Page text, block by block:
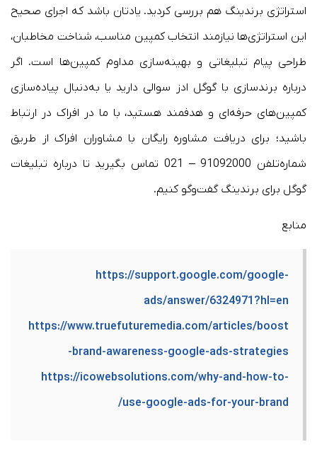
استراتژی برندینگ هم بررسی کردید. یادتان باشد که اجرای صحیح
این استراتژی‌ها نیازمند انتخاب کمپین مناسب، شناخت مخاطبان،
طراحی پیام تبلیغاتی و بهینه‌سازی مداوم کمپین‌ها است. اگر
درباره برندسازی با گوگل ادز سوالی دارید یا به‌دنبال پیاده‌سازی
کمپین‌های حرفه‌ای و هدفمند هستید، با ما در افراک در ارتباط
باشید؛ برای دریافت مشاوره رایگان با مشاوران افراک از طریق
شماره‌تلفن 91092000 – 021 تماس بگیرید تا درباره تبلیغات
گوگل برای برندینگ گفت‌وگو کنیم.
منابع
https://support.google.com/google-
ads/answer/6324971?hl=en
https://www.truefuturemedia.com/articles/boost
-brand-awareness-google-ads-strategies
https://icowebsolutions.com/why-and-how-to-
use-google-ads-for-your-brand/